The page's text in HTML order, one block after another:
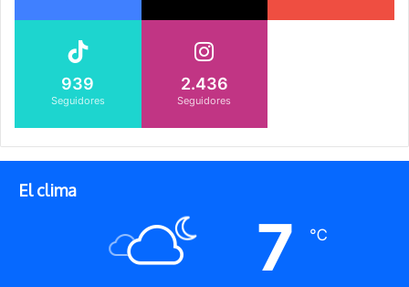
939
Seguidores
2.436
Seguidores
El clima
7 ℃